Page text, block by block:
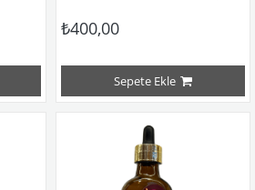
₺400,00
Sepete Ekle